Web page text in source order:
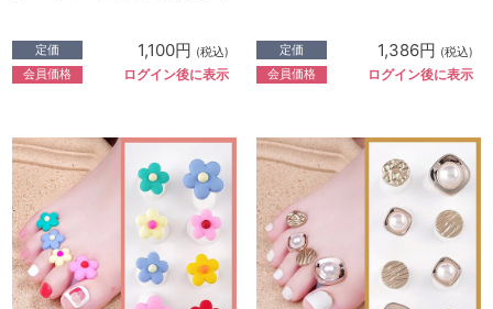
定価 1,100円 (税込)
会員価格 ログイン後に表示
定価 1,386円 (税込)
会員価格 ログイン後に表示